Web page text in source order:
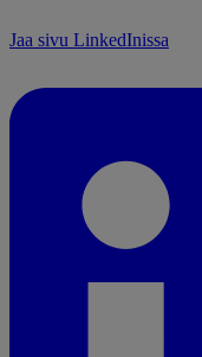
Jaa sivu LinkedInissa